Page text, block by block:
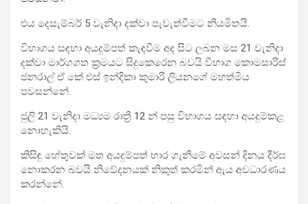
එය දෙසැම්බර් 5 වැනිදා දක්වා පැවැත්වීමට නියමිතයි.
විභාගය සඳහා අයදුම්පත් කැඳවීම අද සිට ලබන මස 21 වැනිදා
දක්වා මාර්ගගත ක්‍රමයට සිදුකෙරෙන බවයි විභාග කොමසාරිස්
ජනරාල් ඒ කේ එස් ඉන්දිකා කුමාරි ලියනගේ මහත්මිය
පවසන්නේ.
ජුලි 21 වැනිදා මධ්‍යම රාත්‍රී 12 න් පසු විභාගය සඳහා අයදුම්කළ
නොහැකියි.
කිසිඳු හේතුවක් මත අයදුම්පත් භාර ගැනීමේ අවසන් දිනය දීර්ඝ
නොකරන බවයි නිවේදනයක් නිකුත් කරමින් ඇය අවධාරණය
කරන්නේ.